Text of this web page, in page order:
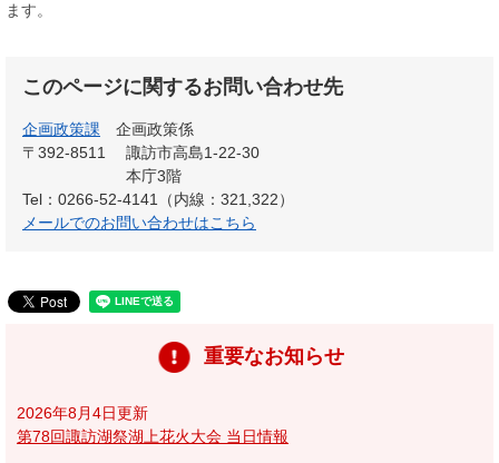
ます。
このページに関するお問い合わせ先
企画政策課
企画政策係
〒392-8511
諏訪市高島1-22-30
本庁3階
Tel：0266-52-4141（内線：321,322）
メールでのお問い合わせはこちら
重要なお知らせ
2026年8月4日更新
第78回諏訪湖祭湖上花火大会 当日情報